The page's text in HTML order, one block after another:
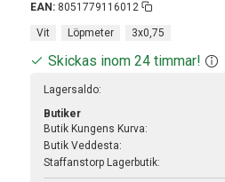
EAN: 8051779116012
Vit Löpmeter 3x0,75
Skickas inom 24 timmar!
Lagersaldo:
Butiker
Butik Kungens Kurva:
Butik Veddesta:
Staffanstorp Lagerbutik: